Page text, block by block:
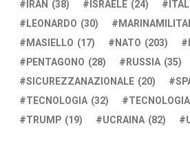
IRAN (38) ISRAELE (24)
LEONARDO (30)
MASIELLO (17) NATO (203)
PENTAGONO (28) RUSSIA (35)
SICUREZZANAZIONALE (20)
TECNOLOGIA (32)
TRUMP (19) UCRAINA (82)